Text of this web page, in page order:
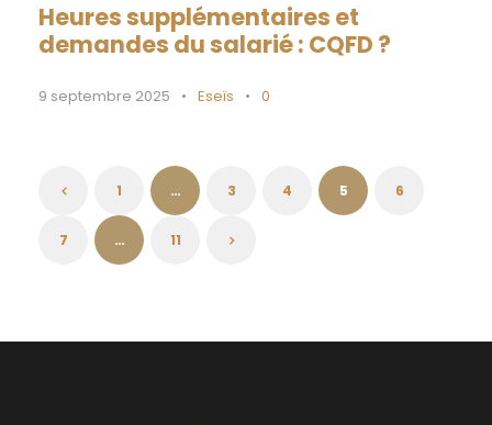
Heures supplémentaires et
demandes du salarié : CQFD ?
9 septembre 2025 • Eseïs • 0
1 … 3 4 5 6
7 … 11